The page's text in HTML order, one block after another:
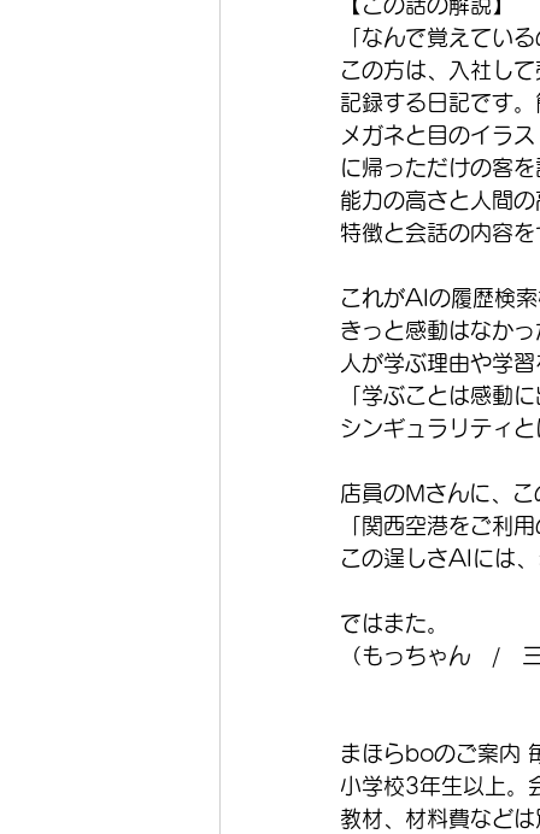
【この話の解説】
「なんで覚えてい
この方は、入社し
記録する日記です
メガネと目のイラ
に帰っただけの客
能力の高さと人間
特徴と会話の内容
これがAIの履歴検
きっと感動はなか
人が学ぶ理由や学
「学ぶことは感動
シンギュラリティ
店員のMさんに、
「関西空港をご利
この逞しさAIには
ではまた。
（もっちゃん　/　
まほらboのご案内
小学校3年生以上。
教材、材料費など